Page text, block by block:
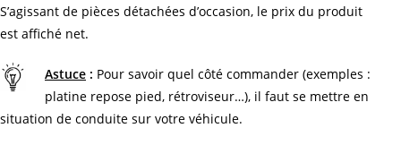
S’agissant de pièces détachées d’occasion, le prix du produit
est affiché net.
Astuce : Pour savoir quel côté commander (exemples :
platine repose pied, rétroviseur…), il faut se mettre en
situation de conduite sur votre véhicule.